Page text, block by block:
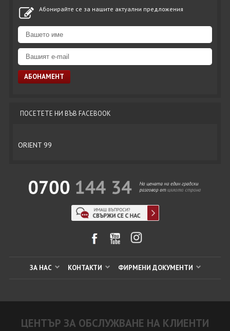
Абонирайте се за нашите актуални предложения
ПОСЕТЕТЕ НИ ВЪВ FACEBOOK
ORIENT 99
ЗА НАС КОНТАКТИ ФИРМЕНИ ДОКУМЕНТИ
ЦЕНТЪР ЗА ОБСЛУЖВАНЕ НА КЛИЕНТИ